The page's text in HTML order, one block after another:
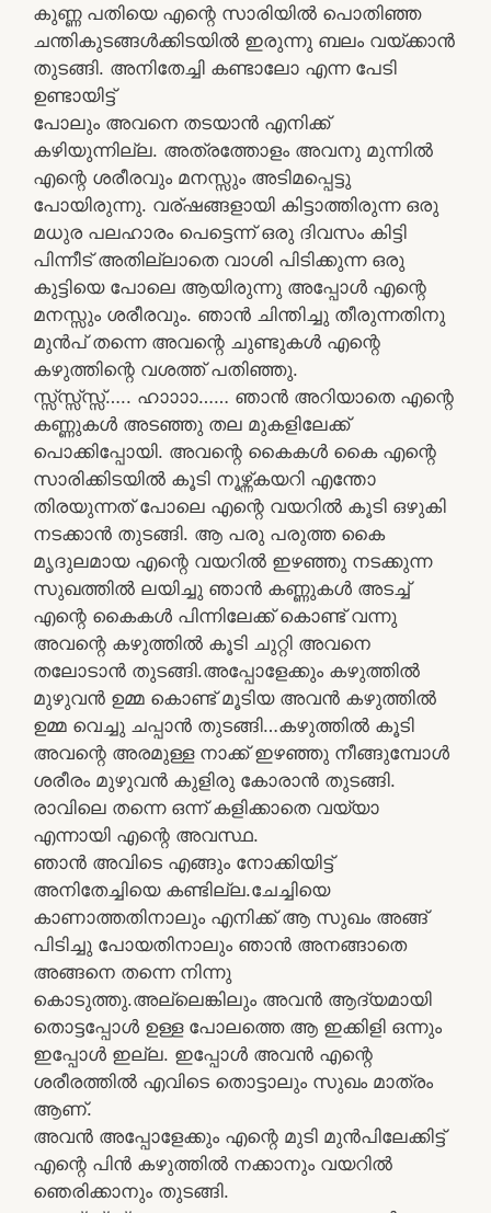
കുണ്ണ പതിയെ എന്റെ സാരിയിൽ പൊതിഞ്ഞ
ചന്തികുടങ്ങൾക്കിടയിൽ ഇരുന്നു ബലം വയ്ക്കാൻ
തുടങ്ങി. അനിതേച്ചി കണ്ടാലോ എന്ന പേടി
ഉണ്ടായിട്ട്
പോലും അവനെ തടയാൻ എനിക്ക്
കഴിയുന്നില്ല. അത്രത്തോളം അവനു മുന്നിൽ
എന്റെ ശരീരവും മനസ്സും അടിമപ്പെട്ടു
പോയിരുന്നു. വര്ഷങ്ങളായി കിട്ടാത്തിരുന്ന ഒരു
മധുര പലഹാരം പെട്ടെന്ന് ഒരു ദിവസം കിട്ടി
പിന്നീട് അതില്ലാതെ വാശി പിടിക്കുന്ന ഒരു
കുട്ടിയെ പോലെ ആയിരുന്നു അപ്പോൾ എന്റെ
മനസ്സും ശരീരവും. ഞാൻ ചിന്തിച്ചു തീരുന്നതിനു
മുൻപ് തന്നെ അവന്റെ ചുണ്ടുകൾ എന്റെ
കഴുത്തിന്റെ വശത്ത് പതിഞ്ഞു.
സ്സ്സ്സ്സ്സ്….. ഹാാാാ…… ഞാൻ അറിയാതെ എന്റെ
കണ്ണുകൾ അടഞ്ഞു തല മുകളിലേക്ക്
പൊക്കിപ്പോയി. അവന്റെ കൈകൾ കൈ എന്റെ
സാരിക്കിടയിൽ കൂടി നൂഴ്ന്ന്കയറി എന്തോ
തിരയുന്നത് പോലെ എന്റെ വയറിൽ കൂടി ഒഴുകി
നടക്കാൻ തുടങ്ങി. ആ പരു പരുത്ത കൈ
മൃദുലമായ എന്റെ വയറിൽ ഇഴഞ്ഞു നടക്കുന്ന
സുഖത്തിൽ ലയിച്ചു ഞാൻ കണ്ണുകൾ അടച്ച്
എന്റെ കൈകൾ പിന്നിലേക്ക് കൊണ്ട് വന്നു
അവന്റെ കഴുത്തിൽ കൂടി ചുറ്റി അവനെ
തലോടാൻ തുടങ്ങി.അപ്പോളേക്കും കഴുത്തിൽ
മുഴുവൻ ഉമ്മ കൊണ്ട് മൂടിയ അവൻ കഴുത്തിൽ
ഉമ്മ വെച്ചു ചപ്പാൻ തുടങ്ങി…കഴുത്തിൽ കൂടി
അവന്റെ അരമുള്ള നാക്ക്‌ ഇഴഞ്ഞു നീങ്ങുമ്പോൾ
ശരീരം മുഴുവൻ കുളിരു കോരാൻ തുടങ്ങി.
രാവിലെ തന്നെ ഒന്ന് കളിക്കാതെ വയ്യാ
എന്നായി എന്റെ അവസ്ഥ.
ഞാൻ അവിടെ എങ്ങും നോക്കിയിട്ട്
അനിതേച്ചിയെ കണ്ടില്ല.ചേച്ചിയെ
കാണാത്തതിനാലും എനിക്ക് ആ സുഖം അങ്ങ്
പിടിച്ചു പോയതിനാലും ഞാൻ അനങ്ങാതെ
അങ്ങനെ തന്നെ നിന്നു
കൊടുത്തു.അല്ലെങ്കിലും അവൻ ആദ്യമായി
തൊട്ടപ്പോൾ ഉള്ള പോലത്തെ ആ ഇക്കിളി ഒന്നും
ഇപ്പോൾ ഇല്ല. ഇപ്പോൾ അവൻ എന്റെ
ശരീരത്തിൽ എവിടെ തൊട്ടാലും സുഖം മാത്രം
ആണ്.
അവൻ അപ്പോളേക്കും എന്റെ മുടി മുൻപിലേക്കിട്ട്
എന്റെ പിൻ കഴുത്തിൽ നക്കാനും വയറിൽ
ഞെരിക്കാനും തുടങ്ങി.